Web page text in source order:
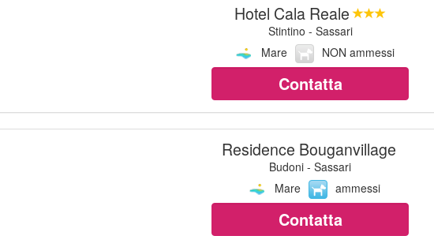
Hotel Cala Reale
Stintino - Sassari
Mare
NON ammessi
Contatta
Residence Bouganvillage
Budoni - Sassari
Mare
ammessi
Contatta